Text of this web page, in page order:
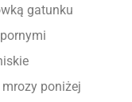
gatunku
mrozy poniżej